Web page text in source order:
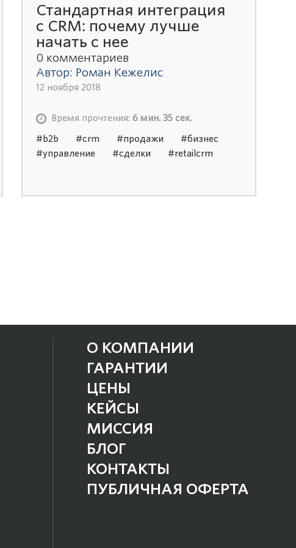
Стандартная интеграция
с CRM: почему лучше
начать с нее
0 комментариев
Автор: Роман Кежелис
12 ноября 2018
Время прочтения:6 мин. 35 сек.
#b2b #crm #продажи
#бизнес
#управление
#сделки
#retailcrm
О КОМПАНИИ
ГАРАНТИИ
ЦЕНЫ
КЕЙСЫ
МИССИЯ
БЛОГ
КОНТАКТЫ
ПУБЛИЧНАЯ ОФЕРТА